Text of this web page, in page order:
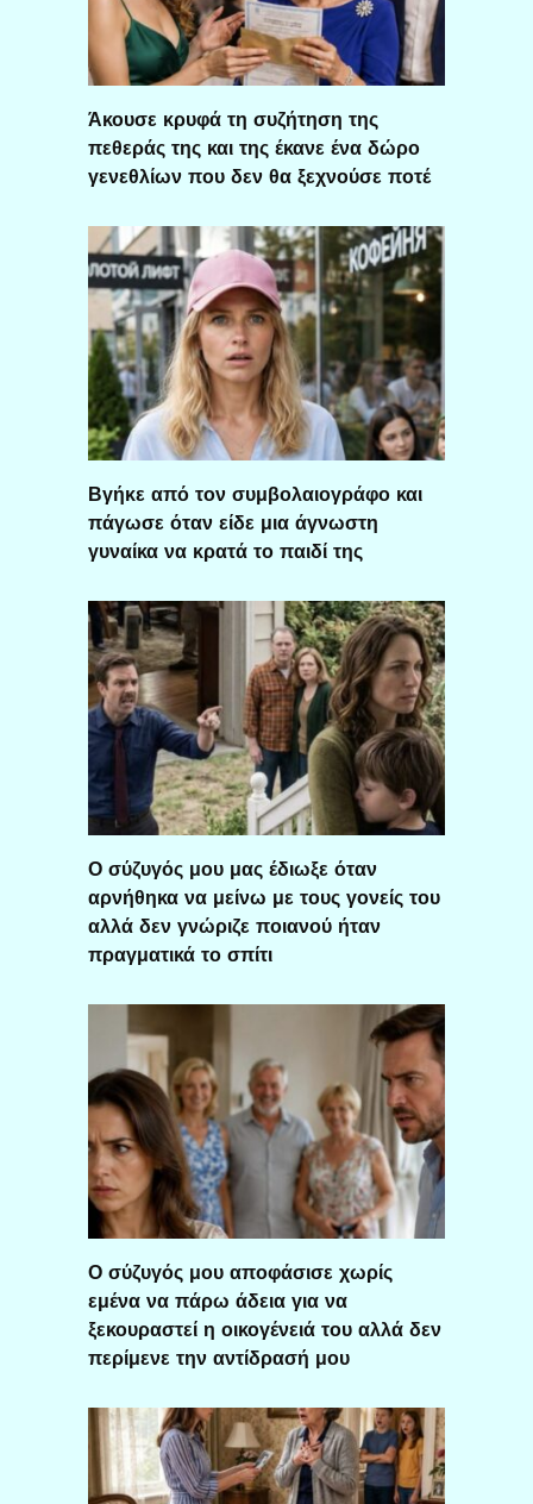
Άκουσε κρυφά τη συζήτηση της
πεθεράς της και της έκανε ένα δώρο
γενεθλίων που δεν θα ξεχνούσε ποτέ
Βγήκε από τον συμβολαιογράφο και
πάγωσε όταν είδε μια άγνωστη
γυναίκα να κρατά το παιδί της
Ο σύζυγός μου μας έδιωξε όταν
αρνήθηκα να μείνω με τους γονείς του
αλλά δεν γνώριζε ποιανού ήταν
πραγματικά το σπίτι
Ο σύζυγός μου αποφάσισε χωρίς
εμένα να πάρω άδεια για να
ξεκουραστεί η οικογένειά του αλλά δεν
περίμενε την αντίδρασή μου